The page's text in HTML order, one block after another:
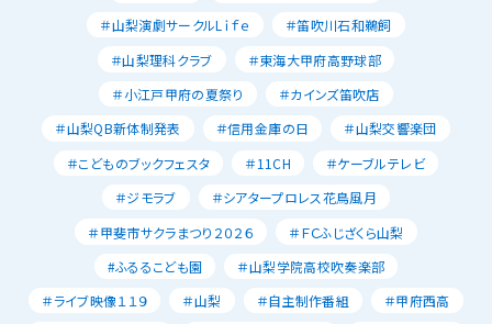
＃山梨演劇サークルLｉｆｅ
＃笛吹川石和鵜飼
＃山梨理科クラブ
＃東海大甲府高野球部
＃小江戸甲府の夏祭り
＃カインズ笛吹店
＃山梨QB新体制発表
＃信用金庫の日
＃山梨交響楽団
＃こどものブックフェスタ
＃11CH
＃ケーブルテレビ
＃ジモラブ
＃シアタープロレス花鳥風月
＃甲斐市サクラまつり２０２６
＃ＦＣふじざくら山梨
#ふるるこども園
＃山梨学院高校吹奏楽部
＃ライブ映像１１９
＃山梨 ＃自主制作番組
＃甲府西高